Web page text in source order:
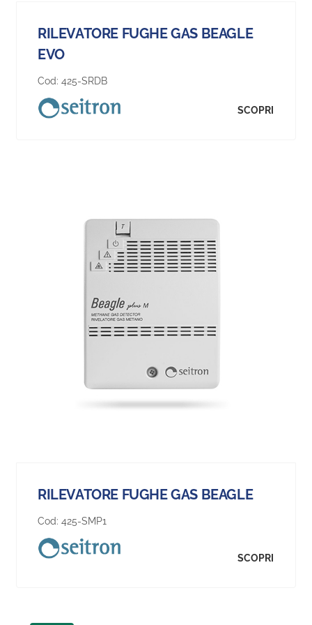
RILEVATORE FUGHE GAS BEAGLE
EVO
Cod: 425-SRDB
SCOPRI
RILEVATORE FUGHE GAS BEAGLE
Cod: 425-SMP1
SCOPRI